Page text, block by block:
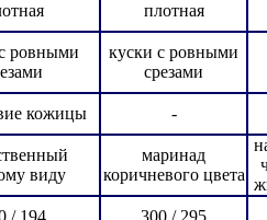
плотная
ровными
куски с ровными
срезами
кожицы -
виду
маринад
коричневого цвета